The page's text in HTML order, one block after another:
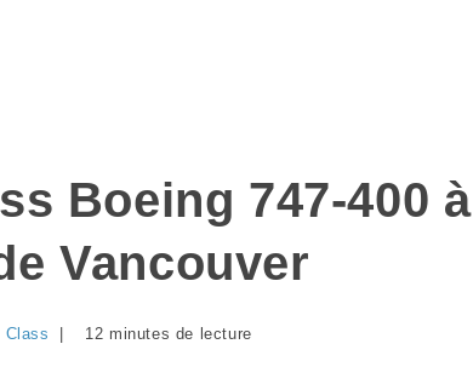
Boeing 747-400 à
Vancouver
Class 12 minutes de lecture